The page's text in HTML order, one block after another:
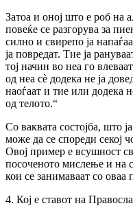
Затоа и оној што е роб на
повеќе се разгорува за
силно и свирепо ја
ја повредат. Тие ја
тој начин во неа го
од неа сè додека не ја
наоѓаат и тие или додека
од телото.“
Со ваквата состојба, што
може да се спореди секој
Овој пример е всушност
посоченото мислење и на
кои се занимаваат со оваа
4. Кој е ставот на